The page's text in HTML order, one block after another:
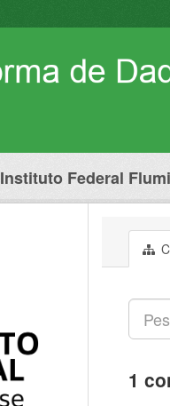
Instituto Federal
1